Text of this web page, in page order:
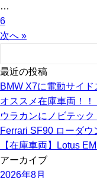
…
6
次へ »
最近の投稿
BMW X7に電動サイド
オススメ在庫車両！！
ウラカンにノビテック
Ferrari SF90 ローダウ
【在庫車両】Lotus
アーカイブ
2026年8月